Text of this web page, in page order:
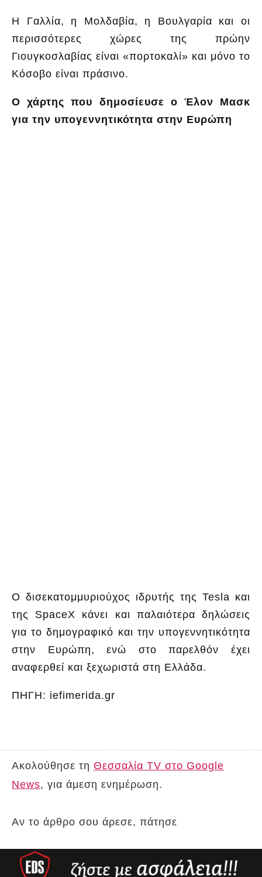
Η Γαλλία, η Μολδαβία, η Βουλγαρία και οι
περισσότερες χώρες της πρώην
Γιουγκοσλαβίας είναι «πορτοκαλί» και μόνο το
Κόσοβο είναι πράσινο.
Ο χάρτης που δημοσίευσε ο Έλον Μασκ
για την υπογεννητικότητα στην Ευρώπη
Ο δισεκατομμυριούχος ιδρυτής της Tesla και
της SpaceX κάνει και παλαιότερα δηλώσεις
για το δημογραφικό και την υπογεννητικότητα
στην Ευρώπη, ενώ στο παρελθόν έχει
αναφερθεί και ξεχωριστά στη Ελλάδα.
ΠΗΓΗ: iefimerida.gr
Ακολούθησε τη Θεσσαλία TV στο Google
News, για άμεση ενημέρωση.
Αν το άρθρο σου άρεσε, πάτησε